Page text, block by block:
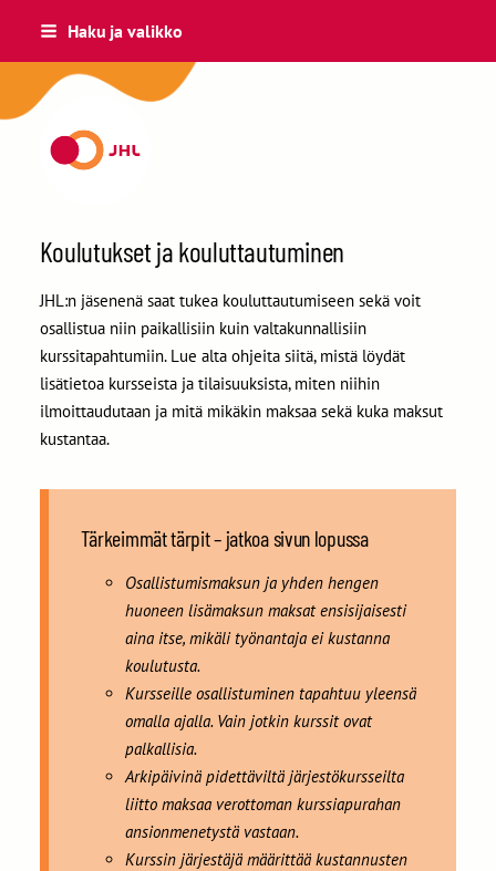
Siirry
sisältöön
Haku ja valikko
Kouvolan JHL ry 29
Koulutukset ja kouluttautuminen
JHL:n jäsenenä saat tukea kouluttautumiseen sekä voit
osallistua niin paikallisiin kuin valtakunnallisiin
kurssitapahtumiin. Lue alta ohjeita siitä, mistä löydät
lisätietoa kursseista ja tilaisuuksista, miten niihin
ilmoittaudutaan ja mitä mikäkin maksaa sekä kuka maksut
kustantaa.
Tärkeimmät tärpit – jatkoa sivun lopussa
Osallistumismaksun ja yhden hengen
huoneen lisämaksun maksat ensisijaisesti
aina itse, mikäli työnantaja ei kustanna
koulutusta.
Kursseille osallistuminen tapahtuu yleensä
omalla ajalla. Vain jotkin kurssit ovat
palkallisia.
Arkipäivinä pidettäviltä järjestökursseilta
liitto maksaa verottoman kurssiapurahan
ansionmenetystä vastaan.
Kurssin järjestäjä määrittää kustannusten